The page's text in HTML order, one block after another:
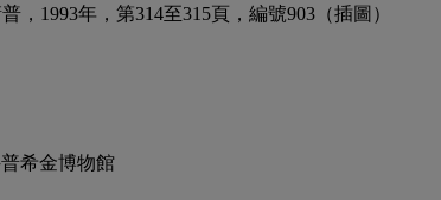
，1993年，第314至315頁，編號903（插圖）
希金博物館